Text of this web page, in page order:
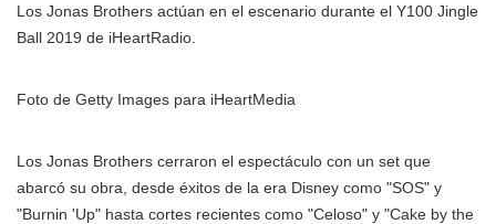
Los Jonas Brothers actúan en el escenario durante el Y100 Jingle
Ball 2019 de iHeartRadio.
Foto de Getty Images para iHeartMedia
Los Jonas Brothers cerraron el espectáculo con un set que
abarcó su obra, desde éxitos de la era Disney como "SOS" y
"Burnin 'Up" hasta cortes recientes como "Celoso" y "Cake by the